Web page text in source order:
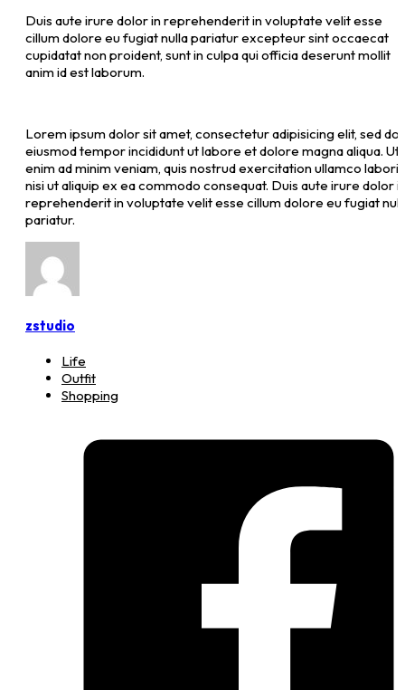
Duis aute irure dolor in reprehenderit in voluptate velit esse
cillum dolore eu fugiat nulla pariatur excepteur sint occaecat
cupidatat non proident, sunt in culpa qui officia deserunt mollit
anim id est laborum.
Lorem ipsum dolor sit amet, consectetur adipisicing elit, sed do
eiusmod tempor incididunt ut labore et dolore magna aliqua. Ut
enim ad minim veniam, quis nostrud exercitation ullamco laboris
nisi ut aliquip ex ea commodo consequat. Duis aute irure dolor
reprehenderit in voluptate velit esse cillum dolore eu fugiat
pariatur.
zstudio
Life
Outfit
Shopping